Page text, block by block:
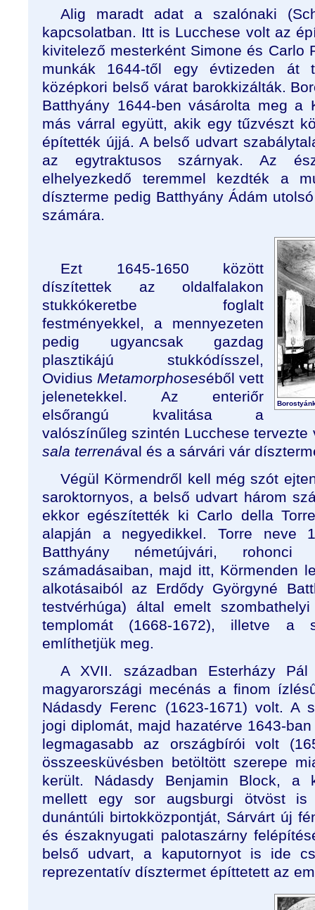
Alig maradt adat a szalónaki
kapcsolatban. Itt is Lucchese volt az
kivitelező mesterként Simone és Carlo
munkák 1644-től egy évtizeden át
középkori belső várat barokkizálták.
Batthyány 1644-ben vásárolta meg a
más várral együtt, akik egy tűzvészt
építették újjá. A belső udvart
az egytraktusos szárnyak. Az
elhelyezkedő teremmel kezdték a
díszterme pedig Batthyány Ádám
számára.
Ezt 1645-1650 között
díszítettek az oldalfalakon
stukkókeretbe foglalt
festményekkel, a mennyezeten
pedig ugyancsak gazdag
plasztikájú stukkódísszel,
Ovidius Metamorphoseséből vett
jelenetekkel. Az enteriőr
elsőrangú kvalitása a
valószínűleg szintén Lucchese tervezte
sala terrenával és a sárvári vár
Végül Körmendről kell még szót
saroktornyos, a belső udvart három
ekkor egészítették ki Carlo della
alapján a negyedikkel. Torre neve
Batthyány németújvári,
számadásaiban, majd itt, Körmenden
alkotásaiból az Erdődy Györgyné
testvérhúga) által emelt
templomát (1668-1672), illetve a
említhetjük meg.
A XVII. században Esterházy
magyarországi mecénás a finom
Nádasdy Ferenc (1623-1671) volt. A
jogi diplomát, majd hazatérve 1643-
legmagasabb az országbírói volt
összeesküvésben betöltött szerepe
került. Nádasdy Benjamin Block, a
mellett egy sor augsburgi ötvöst is
dunántúli birtokközpontját, Sárvárt új
és északnyugati palotaszárny
belső udvart, a kaputornyot is ide
reprezentatív dísztermet építtetett az